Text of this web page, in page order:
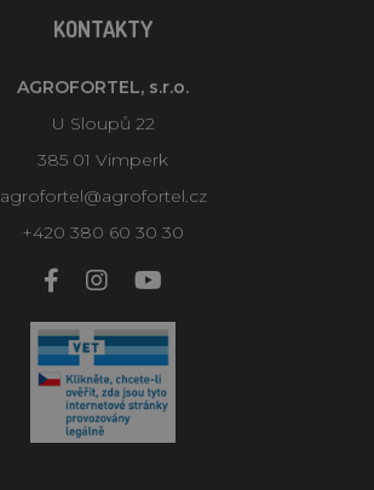
KONTAKTY
AGROFORTEL, s.r.o.
U Sloupů 22
385 01 Vimperk
agrofortel@agrofortel.cz
+420 380 60 30 30